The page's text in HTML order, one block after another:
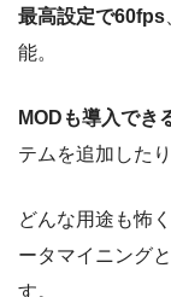
最高設定で60fps
能。
MODも導入でき
テムを追加した
どんな用途も怖
ータマイニング
す。